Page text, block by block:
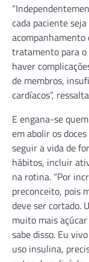
cada paciente
acompanhamento
tratamento para o
haver
de membros,
cardíacos”,
E engana-se
em abolir os
seguir a vida de
hábitos, incluir
na rotina. “Por
preconceito, pois
deve ser cortado.
muito mais
sabe disso. Eu
uso insulina,